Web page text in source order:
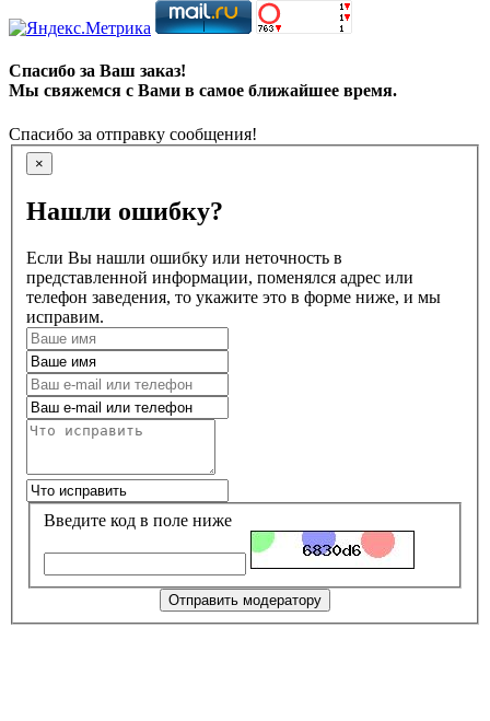
Спасибо за Ваш заказ!
Мы свяжемся с Вами в самое ближайшее время.
Спасибо за отправку сообщения!
×
Нашли ошибку?
Если Вы нашли ошибку или неточность в
представленной информации, поменялся адрес или
телефон заведения, то укажите это в форме ниже, и мы
исправим.
Введите код в поле ниже
Отправить модератору